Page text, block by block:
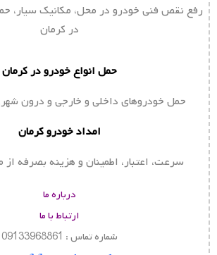
رفع نقص فنی خودرو در محل، مکانیک سیار،
در کرمان
حمل انواع خودرو در کرمان
حمل خودروهای داخلی و خارجی و درون
امداد خودرو کرمان
سرعت، اعتبار، اطمینان و هزینه بصرفه
درباره ما
ارتباط با ما
شماره تماس : 09133968861